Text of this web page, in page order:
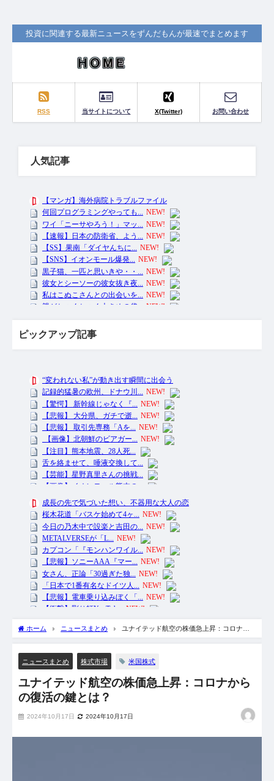
投資に関連する最新ニュースをずんだもんが最速でまとめます
RSS 当サイトについて X(Twitter) お問い合わせ
人気記事
ピックアップ記事
ホーム ニュースまとめ
ユナイテッド航空の株価急上昇：コロナか
ニュースまとめ 株式市場 米国株式
ユナイテッド航空の株価急上昇：コロナから
の復活の鍵とは？
2024年10月17日 2024年10月17日